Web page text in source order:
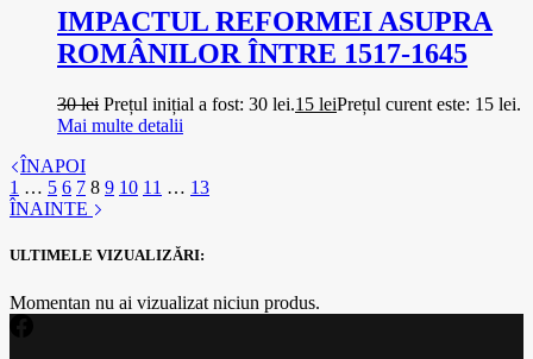
IMPACTUL REFORMEI ASUPRA
ROMÂNILOR ÎNTRE 1517-1645
30lei Prețul inițial a fost: 30 lei.15 leiPrețul curent este: 15 lei.
Mai multe detalii
ÎNAPOI
1 … 5 6 7 8 9 10 11 … 13
ÎNAINTE
ULTIMELE VIZUALIZĂRI:
Momentan nu ai vizualizat niciun produs.